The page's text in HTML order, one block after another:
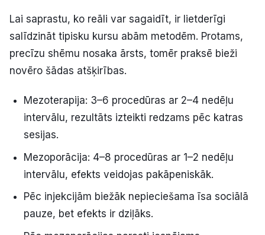
Lai saprastu, ko reāli var sagaidīt, ir lietderīgi
salīdzināt tipisku kursu abām metodēm. Protams,
precīzu shēmu nosaka ārsts, tomēr praksē bieži
novēro šādas atšķirības.
Mezoterapija: 3–6 procedūras ar 2–4 nedēļu
intervālu, rezultāts izteikti redzams pēc katras
sesijas.
Mezoporācija: 4–8 procedūras ar 1–2 nedēļu
intervālu, efekts veidojas pakāpeniskāk.
Pēc injekcijām biežāk nepieciešama īsa sociālā
pauze, bet efekts ir dziļāks.